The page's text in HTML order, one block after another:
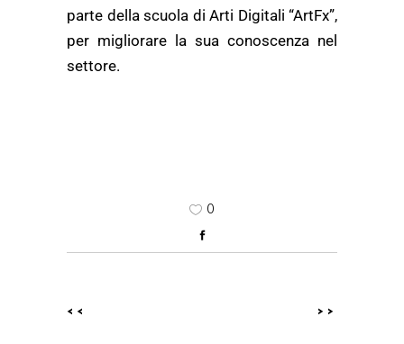
parte della scuola di Arti Digitali “ArtFx”,
per migliorare la sua conoscenza nel
settore.
0
<< >>